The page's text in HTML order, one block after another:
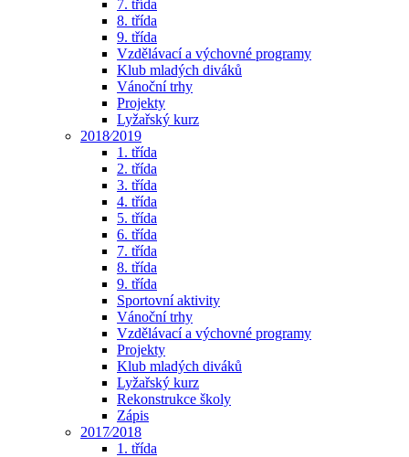
7. třída
8. třída
9. třída
Vzdělávací a výchovné programy
Klub mladých diváků
Vánoční trhy
Projekty
Lyžařský kurz
2018⁄2019
1. třída
2. třída
3. třída
4. třída
5. třída
6. třída
7. třída
8. třída
9. třída
Sportovní aktivity
Vánoční trhy
Vzdělávací a výchovné programy
Projekty
Klub mladých diváků
Lyžařský kurz
Rekonstrukce školy
Zápis
2017⁄2018
1. třída